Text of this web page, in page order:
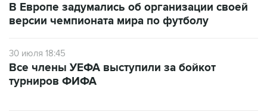
В Европе задумались об организации своей
версии чемпионата мира по футболу
30 июля 18:45
Все члены УЕФА выступили за бойкот
турниров ФИФА